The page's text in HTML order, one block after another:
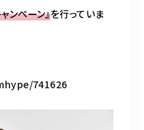
ンペーン』を行っていま
741626